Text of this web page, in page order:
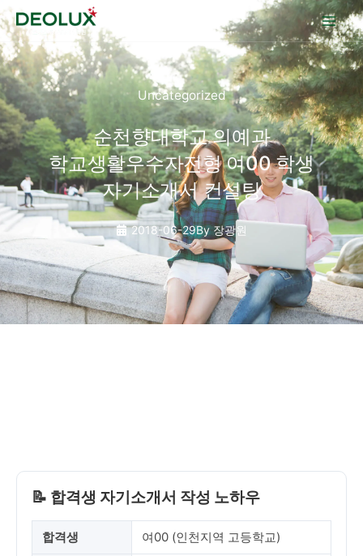
콘텐츠로
건너뛰기
Uncategorized
순천향대학교 의예과
학교생활우수자전형 여00 학생
자기소개서 컨설팅
2018-06-29By장광원
📝 합격생 자기소개서 작성 노하우
합격생 여00 (인천지역 고등학교)